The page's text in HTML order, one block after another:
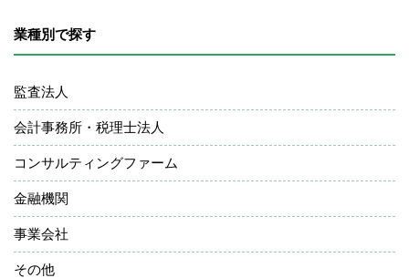
業種別で探す
監査法人
会計事務所・税理士法人
コンサルティングファーム
金融機関
事業会社
その他